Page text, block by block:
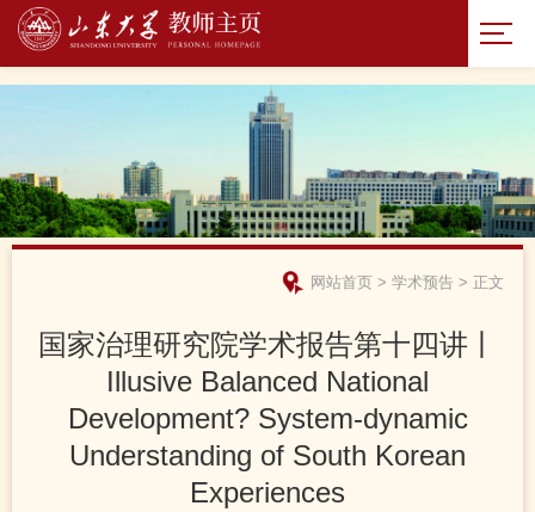
网站首页 > 学术预告 > 正文
国家治理研究院学术报告第十四讲丨
Illusive Balanced National
Development? System-dynamic
Understanding of South Korean
Experiences